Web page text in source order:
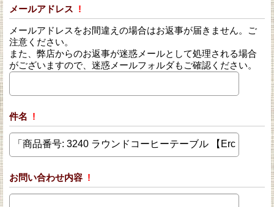
メールアドレス !
メールアドレスをお間違えの場合はお返事が届きません。ご
注意ください。
また、弊店からのお返事が迷惑メールとして処理される場合
がございますので、迷惑メールフォルダもご確認ください。
件名 !
お問い合わせ内容 !